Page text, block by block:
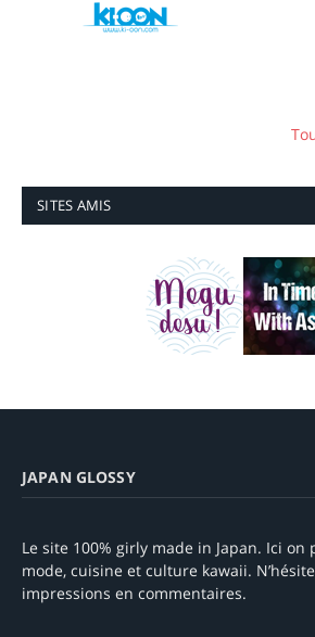
SITES AMIS
JAPAN GLOSSY
Le site 100% girly made in Japan. Ici on
mode, cuisine et culture kawaii.
impressions en commentaires.